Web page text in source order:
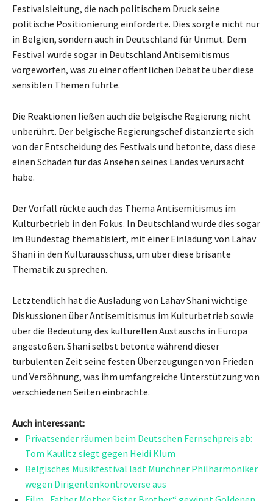
Festivalsleitung, die nach politischem Druck seine
politische Positionierung einforderte. Dies sorgte nicht nur
in Belgien, sondern auch in Deutschland für Unmut. Dem
Festival wurde sogar in Deutschland Antisemitismus
vorgeworfen, was zu einer öffentlichen Debatte über diese
sensiblen Themen führte.
Die Reaktionen ließen auch die belgische Regierung nicht
unberührt. Der belgische Regierungschef distanzierte sich
von der Entscheidung des Festivals und betonte, dass diese
einen Schaden für das Ansehen seines Landes verursacht
habe.
Der Vorfall rückte auch das Thema Antisemitismus im
Kulturbetrieb in den Fokus. In Deutschland wurde dies sogar
im Bundestag thematisiert, mit einer Einladung von Lahav
Shani in den Kulturausschuss, um über diese brisante
Thematik zu sprechen.
Letztendlich hat die Ausladung von Lahav Shani wichtige
Diskussionen über Antisemitismus im Kulturbetrieb sowie
über die Bedeutung des kulturellen Austauschs in Europa
angestoßen. Shani selbst betonte während dieser
turbulenten Zeit seine festen Überzeugungen von Frieden
und Versöhnung, was ihm umfangreiche Unterstützung von
verschiedenen Seiten einbrachte.
Auch interessant:
Privatsender räumen beim Deutschen Fernsehpreis ab:
Tom Kaulitz siegt gegen Heidi Klum
Belgisches Musikfestival lädt Münchner Philharmoniker
wegen Dirigentenkontroverse aus